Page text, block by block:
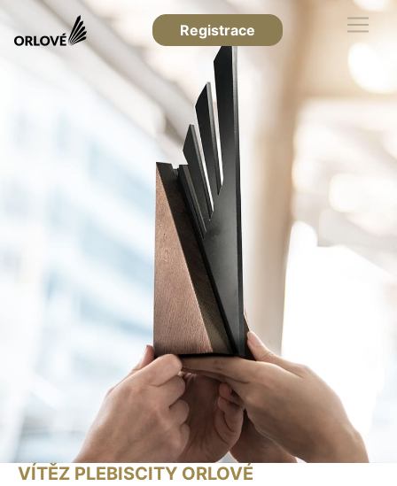
Registrace
VÍTĚZ PLEBISCITY ORLOVÉ